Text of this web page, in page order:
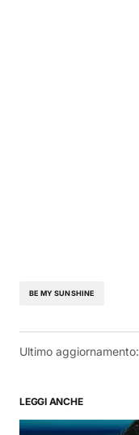
BE MY SUNSHINE
Ultimo aggiornamento:
LEGGI ANCHE